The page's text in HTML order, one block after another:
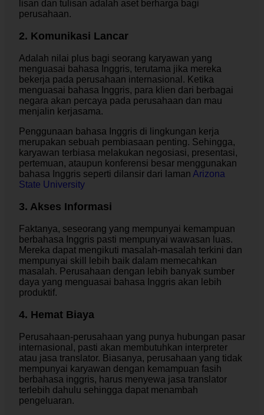
lisan dan tulisan adalah aset berharga bagi
perusahaan.
2. Komunikasi Lancar
Adalah nilai plus bagi seorang karyawan yang
menguasai bahasa Inggris, terutama jika mereka
bekerja pada perusahaan internasional. Ketika
menguasai bahasa Inggris, para klien dari berbagai
negara akan percaya pada perusahaan dan mau
menjalin kerjasama.
Penggunaan bahasa Inggris di lingkungan kerja
merupakan sebuah pembiasaan penting. Sehingga,
karyawan terbiasa melakukan negosiasi, presentasi,
pertemuan, ataupun konferensi besar menggunakan
bahasa Inggris seperti dilansir dari laman Arizona
State University
3. Akses Informasi
Faktanya, seseorang yang mempunyai kemampuan
berbahasa Inggris pasti mempunyai wawasan luas.
Mereka dapat mengikuti masalah-masalah terkini dan
mempunyai skill lebih baik dalam memecahkan
masalah. Perusahaan dengan lebih banyak sumber
daya yang menguasai bahasa Inggris akan lebih
produktif.
4. Hemat Biaya
Perusahaan-perusahaan yang punya hubungan pasar
internasional, pasti akan membutuhkan interpreter
atau jasa translator. Biasanya, perusahaan yang tidak
mempunyai karyawan dengan kemampuan fasih
berbahasa inggris, harus menyewa jasa translator
terlebih dahulu sehingga dapat menambah
pengeluaran.